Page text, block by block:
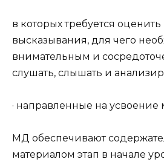
в которых требуется
высказывания, для чего
внимательным и
слушать, слышать и
· направленные на усвоение
МД обеспечивают
материалом этап в начале